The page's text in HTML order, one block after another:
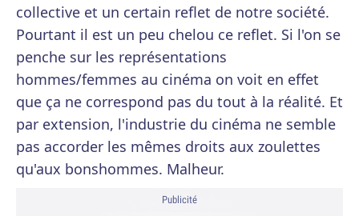
collective et un certain reflet de notre société.
Pourtant il est un peu chelou ce reflet. Si l'on se
penche sur les représentations
hommes/femmes au cinéma on voit en effet
que ça ne correspond pas du tout à la réalité. Et
par extension, l'industrie du cinéma ne semble
pas accorder les mêmes droits aux zoulettes
qu'aux bonshommes. Malheur.
Publicité